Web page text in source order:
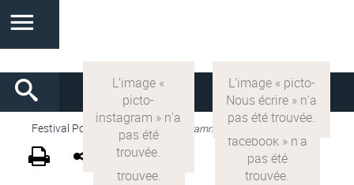
Festival Pop'Sciences >VF Programme 2025